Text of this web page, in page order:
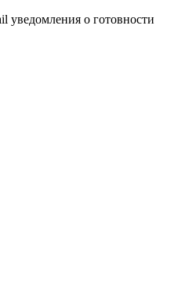
уведомления о готовности